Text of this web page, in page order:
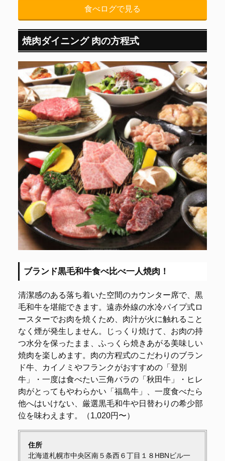
食べログで見る
焼肉ダイニング 肉の方程式
ブランド黒毛和牛食べ比べ一人焼肉！
清潔感のある落ち着いた空間のカウンター席で、黒
毛和牛を堪能できます。遠赤外線の水冷パイプ式ロ
ースターでお肉を焼くため、肉汁が火に触れること
なく煙が発生しません。じっくり焼けて、お肉の持
つ水分を保ったまま、ふっくら焼きあがる美味しい
焼肉を楽しめます。肉の方程式のこだわりのブラン
ド牛、カイノミやフランクがおすすめの「登別
牛」・一度は食べたい三角バラの「秋田牛」・ヒレ
肉がとってもやわらかい「福島牛」、一度食べたら
他へはいけない、厳選黒毛和牛や日替わりの希少部
位を味わえます。（1,020円〜）
住所
北海道札幌市中央区南５条西６丁目１８HBNビル一